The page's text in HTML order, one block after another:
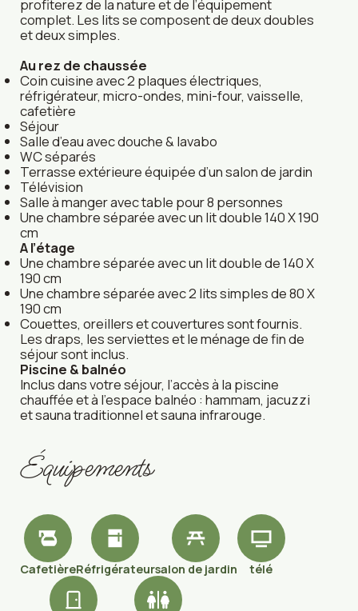
profiterez de la nature et de l’équipement
complet. Les lits se composent de deux doubles
et deux simples.
Au rez de chaussée
Coin cuisine avec 2 plaques électriques,
réfrigérateur, micro-ondes, mini-four, vaisselle,
cafetière
Séjour
Salle d’eau avec douche & lavabo
WC séparés
Terrasse extérieure équipée d’un salon de jardin
Télévision
Salle à manger avec table pour 8 personnes
Une chambre séparée avec un lit double 140 X 190
cm
A l’étage
Une chambre séparée avec un lit double de 140 X
190 cm
Une chambre séparée avec 2 lits simples de 80 X
190 cm
Couettes, oreillers et couvertures sont fournis.
Les draps, les serviettes et le ménage de fin de
séjour sont inclus.
Piscine & balnéo
Inclus dans votre séjour, l’accès à la piscine
chauffée et à l’espace balnéo : hammam, jacuzzi
et sauna traditionnel et sauna infrarouge.
Équipements
CafetièreRéfrigérateursalon de jardin télé